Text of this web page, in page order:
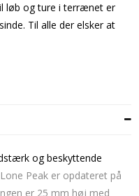
løb og ture i terrænet er
Til alle der elsker at
og beskyttende
Lone Peak er opdateret på
er 25 mm høj med